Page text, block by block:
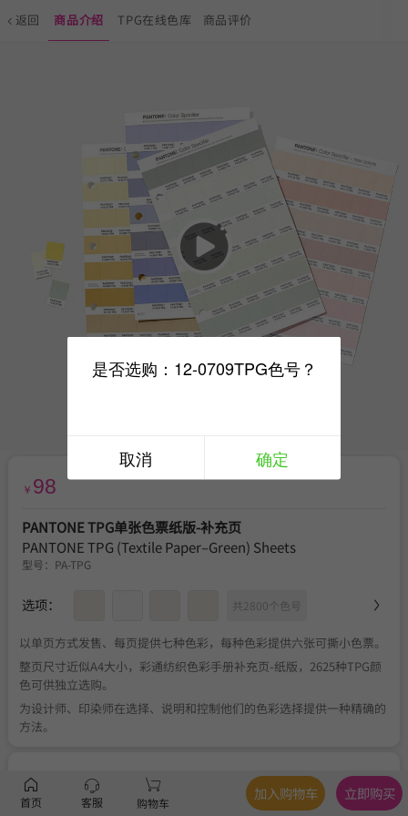
返回 商品介绍 TPG在线色库 商品评价
￥ 98
PANTONE TPG单张色票纸版-补充页
PANTONE TPG (Textile Paper–Green) Sheets
型号： PA-TPG
选项： 共2800个色号
以单页方式发售、每页提供七种色彩，每种色彩提供六张可撕小色票。
整页尺寸近似A4大小，彩通纺织色彩手册补充页-纸版，2625种TPG颜
色可供独立选购。
为设计师、印染师在选择、说明和控制他们的色彩选择提供一种精确的
方法。
服务 官方正品 关于税费 、不可退换
首页 客服 购物车
加入购物车 立即购买
是否选购：12-0709TPG色号？
取消 确定